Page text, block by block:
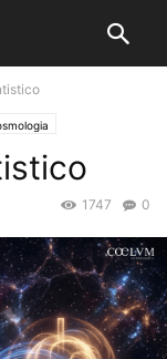
0
1747